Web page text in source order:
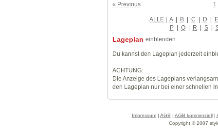
« Previous 1
ALLE| A | B | C | D | E
P | Q | R | S |
Lageplan einblenden
Du kannst den Lageplan jederzeit
ACHTUNG:
Die Anzeige des Lageplans
den Lageplan nur bei einer schnellen
Impressum| AGB | AGB kommerziell|
Copyright © 2007